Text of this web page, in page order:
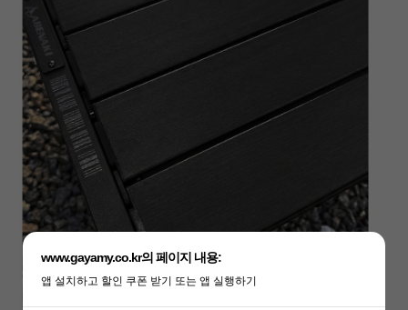
www.gayamy.co.kr의 페이지 내용:
앱 설치하고 할인 쿠폰 받기 또는 앱 실행하기